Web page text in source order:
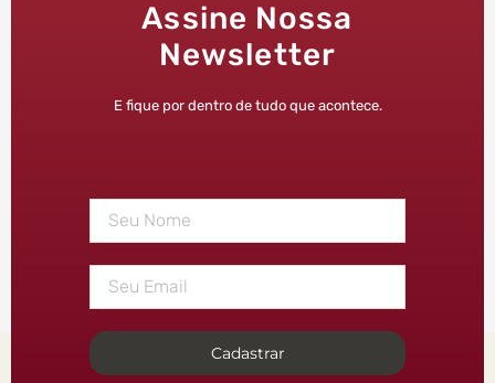
Assine Nossa
Newsletter
E fique por dentro de tudo que acontece.
Cadastrar